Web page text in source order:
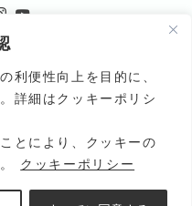
利便性向上を目的に、
詳細はクッキーポリシ
とにより、クッキーの
クッキーポリシー
ンク
利用規約
サイトマップ お問い合わせ